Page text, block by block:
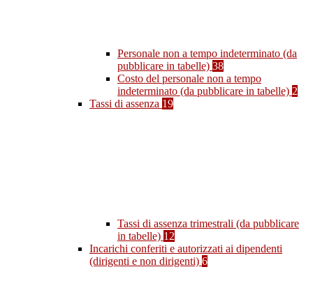
Personale non a tempo indeterminato (da
pubblicare in tabelle) 38
Costo del personale non a tempo
indeterminato (da pubblicare in tabelle) 2
Tassi di assenza 19
Tassi di assenza trimestrali (da pubblicare
in tabelle) 12
Incarichi conferiti e autorizzati ai dipendenti
(dirigenti e non dirigenti) 6